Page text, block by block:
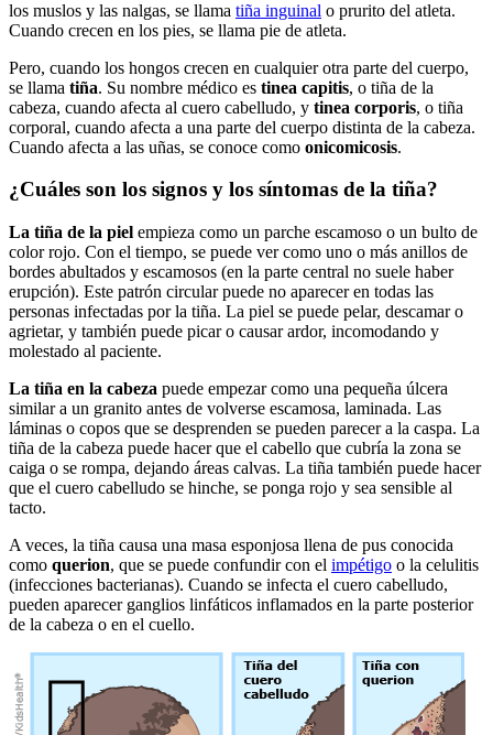
los muslos y las nalgas, se llama tiña inguinal o prurito del atleta.
Cuando crecen en los pies, se llama pie de atleta.
Pero, cuando los hongos crecen en cualquier otra parte del cuerpo,
se llama tiña. Su nombre médico es tinea capitis, o tiña de la
cabeza, cuando afecta al cuero cabelludo, y tinea corporis, o tiña
corporal, cuando afecta a una parte del cuerpo distinta de la cabeza.
Cuando afecta a las uñas, se conoce como onicomicosis.
¿Cuáles son los signos y los síntomas de la tiña?
La tiña de la piel empieza como un parche escamoso o un bulto de
color rojo. Con el tiempo, se puede ver como uno o más anillos de
bordes abultados y escamosos (en la parte central no suele haber
erupción). Este patrón circular puede no aparecer en todas las
personas infectadas por la tiña. La piel se puede pelar, descamar o
agrietar, y también puede picar o causar ardor, incomodando y
molestado al paciente.
La tiña en la cabeza puede empezar como una pequeña úlcera
similar a un granito antes de volverse escamosa, laminada. Las
láminas o copos que se desprenden se pueden parecer a la caspa. La
tiña de la cabeza puede hacer que el cabello que cubría la zona se
caiga o se rompa, dejando áreas calvas. La tiña también puede hacer
que el cuero cabelludo se hinche, se ponga rojo y sea sensible al
tacto.
A veces, la tiña causa una masa esponjosa llena de pus conocida
como querion, que se puede confundir con el impétigo o la celulitis
(infecciones bacterianas). Cuando se infecta el cuero cabelludo,
pueden aparecer ganglios linfáticos inflamados en la parte posterior
de la cabeza o en el cuello.